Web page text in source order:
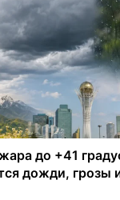
до +41
дожди, грозы